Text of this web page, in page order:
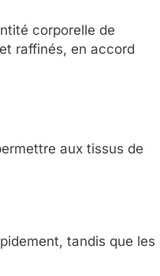
corporelle de
raffinés, en accord
aux tissus de
tandis que les